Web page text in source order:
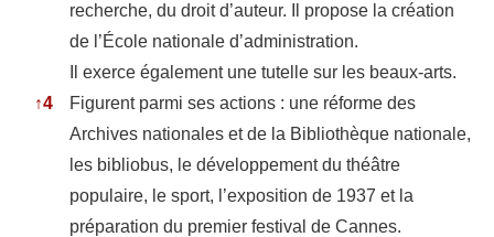
↑4
recherche, du droit d’auteur. Il propose la création
de l’École nationale d’administration.
Il exerce également une tutelle sur les beaux-arts.
Figurent parmi ses actions : une réforme des
Archives nationales et de la Bibliothèque nationale,
les bibliobus, le développement du théâtre
populaire, le sport, l’exposition de 1937 et la
préparation du premier festival de Cannes.